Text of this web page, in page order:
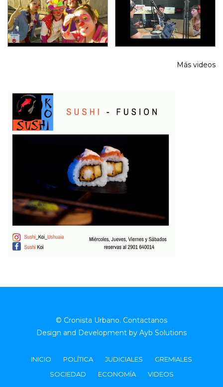
Más videos
© Cronista Urbano. Contactanos
Design and Development by Ayb Solutions
INICIO POLÍTICA JUDICIALES
GREMIALES
SOCIEDAD
ECONOMÍA VIDEOS